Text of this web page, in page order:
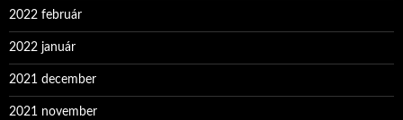
2022 február
2022 január
2021 december
2021 november